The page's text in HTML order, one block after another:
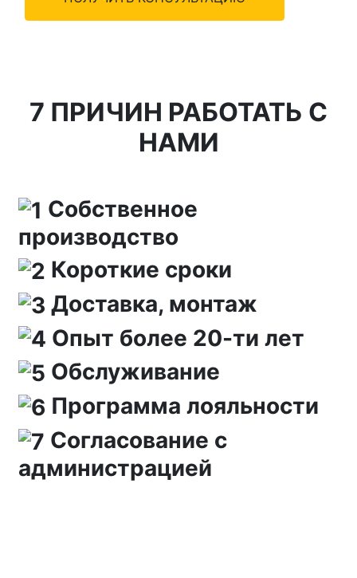
7 ПРИЧИН РАБОТАТЬ С
НАМИ
Собственное
производство
Короткие сроки
Доставка, монтаж
Опыт более 20-ти лет
Обслуживание
Программа лояльности
Согласование с
администрацией